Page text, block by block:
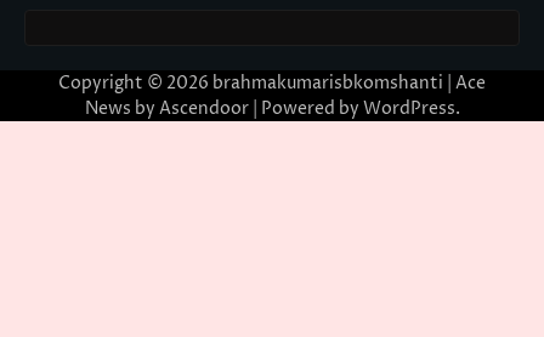
Copyright © 2026 brahmakumarisbkomshanti | Ace
News by Ascendoor| Powered by WordPress.